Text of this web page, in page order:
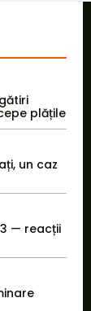
plățile
un caz
— reacții